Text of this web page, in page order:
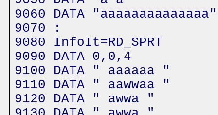
9060 DATA
9070 :
9080 InfoIt=RD_SPRT
9090 DATA 0,0,4
9100 DATA " aaaaaa "
9110 DATA " aawwaa "
9120 DATA " awwa "